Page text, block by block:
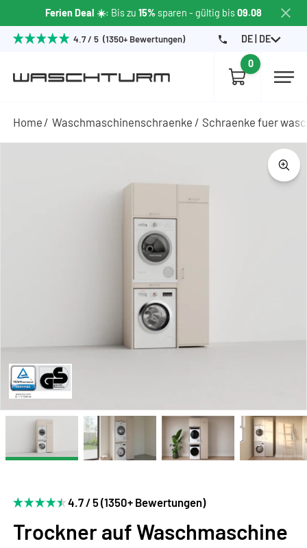
Ferien Deal ☀️: Bis zu 15% sparen - gültig bis09.08
4.7 / 5 (1350+ Bewertungen) DE | DE
0
Home Waschmaschinenschraenke Schraenke fuer
4.7 / 5 (1350+ Bewertungen)
Trockner auf Waschmaschine